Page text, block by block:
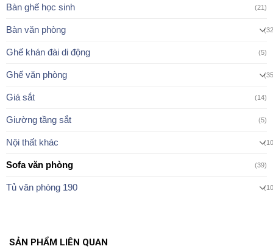
Bàn ghế học sinh (21)
Bàn văn phòng
Ghế khán đài di động (5)
Ghế văn phòng
Giá sắt (14)
Giường tầng sắt (5)
Nội thất khác
Sofa văn phòng (39)
Tủ văn phòng 190
SẢN PHẨM LIÊN QUAN